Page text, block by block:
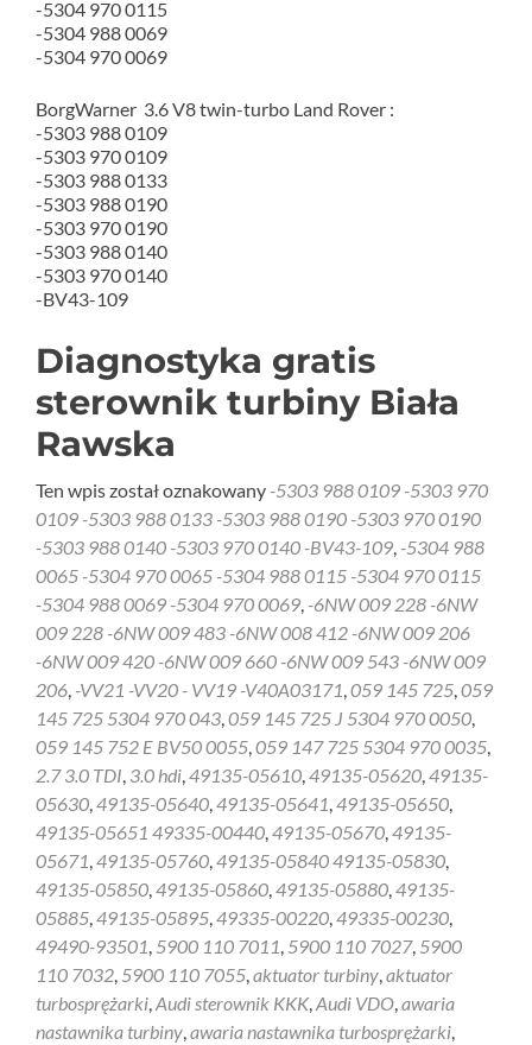
-5304 970 0115
-5304 988 0069
-5304 970 0069
BorgWarner 3.6 V8 twin-turbo Land Rover :
-5303 988 0109
-5303 970 0109
-5303 988 0133
-5303 988 0190
-5303 970 0190
-5303 988 0140
-5303 970 0140
-BV43-109
Diagnostyka gratis
sterownik turbiny Biała
Rawska
Ten wpis został oznakowany -5303 988 0109 -5303 970
0109 -5303 988 0133 -5303 988 0190 -5303 970 0190
-5303 988 0140 -5303 970 0140 -BV43-109, -5304 988
0065 -5304 970 0065 -5304 988 0115 -5304 970 0115
-5304 988 0069 -5304 970 0069, -6NW 009 228 -6NW
009 228 -6NW 009 483 -6NW 008 412 -6NW 009 206
-6NW 009 420 -6NW 009 660 -6NW 009 543 -6NW 009
206, -VV21 -VV20 - VV19 -V40A03171,059 145 725,059
145 725 5304 970 043,059 145 725 J 5304 970 0050,
059 145 752 E BV50 0055,059 147 725 5304 970 0035,
2.7 3.0 TDI, 3.0 hdi,49135-05610,49135-05620,49135-
05630,49135-05640,49135-05641,49135-05650,
49135-05651 49335-00440,49135-05670,49135-
05671,49135-05760,49135-05840 49135-05830,
49135-05850,49135-05860,49135-05880,49135-
05885,49135-05895,49335-00220,49335-00230,
49490-93501, 5900 110 7011, 5900 110 7027, 5900
110 7032, 5900 110 7055,aktuator turbiny,aktuator
turbosprężarki,Audi sterownik KKK,Audi VDO,awaria
nastawnika turbiny,awaria nastawnika turbosprężarki,